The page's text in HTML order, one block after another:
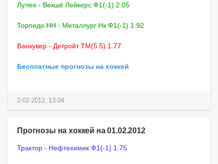
Лулео - Векшё Лейкерс Ф1(-1) 2.05
Торпедо НН - Металлург Нк Ф1(-1) 1.92
Ванкувер - Детройт ТМ(5.5) 1.77
Бесплатные прогнозы на хоккей
2-02-2012, 13:04
Прогнозы на хоккей на 01.02.2012
Трактор - Нефтехимик Ф1(-1) 1.75